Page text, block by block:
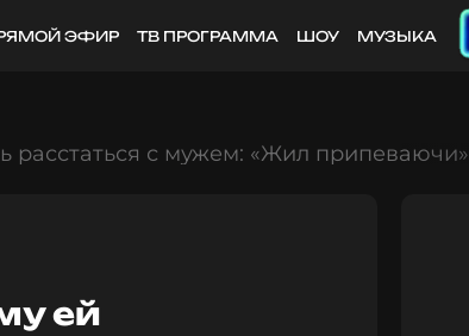
ЭФИР ТВ ПРОГРАММА ШОУ МУЗЫКА
расстаться с мужем: «Жил припеваючи»
ей